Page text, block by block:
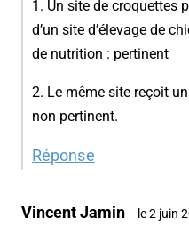
1. Un site de croquettes
d’un site d’élevage de
de nutrition : pertinent
2. Le même site reçoit
non pertinent.
Réponse
Vincent Jamin le 2 juin